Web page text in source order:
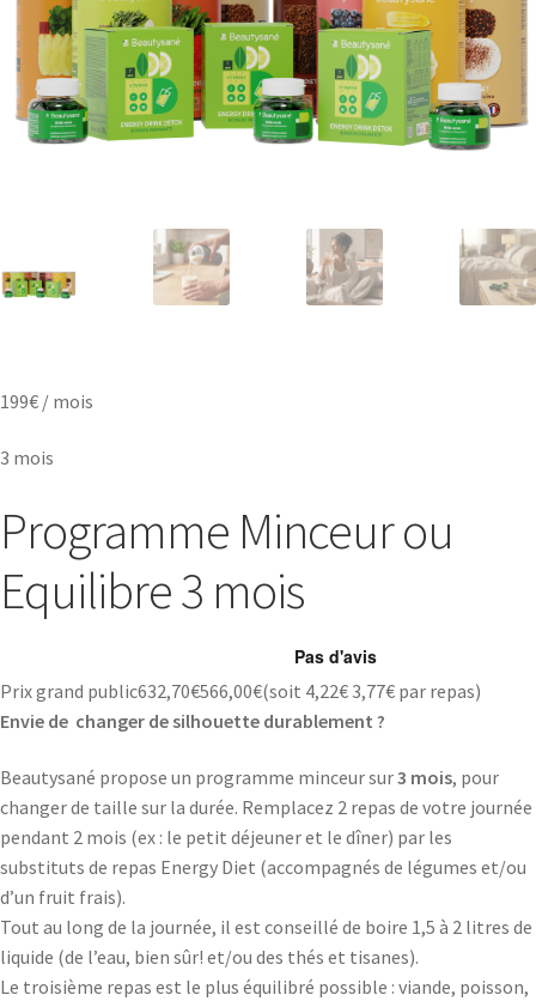
199€ / mois
3 mois
Programme Minceur ou
Equilibre 3 mois
Prix grand public632,70€566,00€(soit 4,22€3,77€ par repas)
Envie de changer de silhouette durablement ?
Beautysané propose un programme minceur sur3 mois, pour
changer de taille sur la durée. Remplacez 2 repas de votre journée
pendant 2 mois (ex : le petit déjeuner et le dîner) par les
substituts de repas Energy Diet (accompagnés de légumes et/ou
d’un fruit frais).
Tout au long de la journée, il est conseillé de boire 1,5 à 2 litres de
liquide (de l’eau, bien sûr! et/ou des thés et tisanes).
Le troisième repas est le plus équilibré possible : viande, poisson,